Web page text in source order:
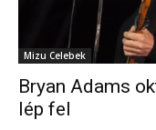
Mizu Celebek
Bryan Adams
lép fel